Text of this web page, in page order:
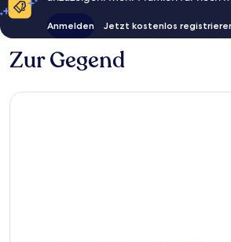
Anmelden Jetzt kostenlos
Zur Gegend